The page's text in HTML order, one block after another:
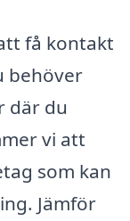
få kontakt
behöver
där du
vi att
som kan
Jämför